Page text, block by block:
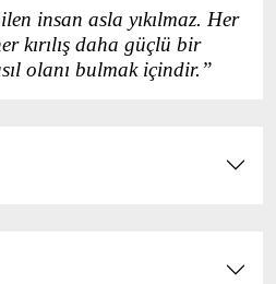
insan asla yıkılmaz. Her
kırılış daha güçlü bir
olanı bulmak içindir.”